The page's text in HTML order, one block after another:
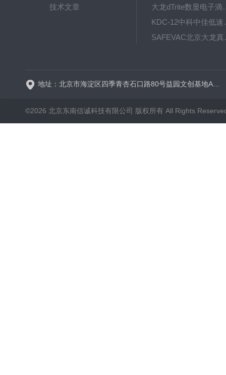
技术文章
大龙dTrite
KDC-
©2026 北京东南信诚科技有限公司 版权所有 All Rights